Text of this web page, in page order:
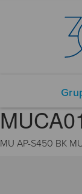
MU AP-S450 BK